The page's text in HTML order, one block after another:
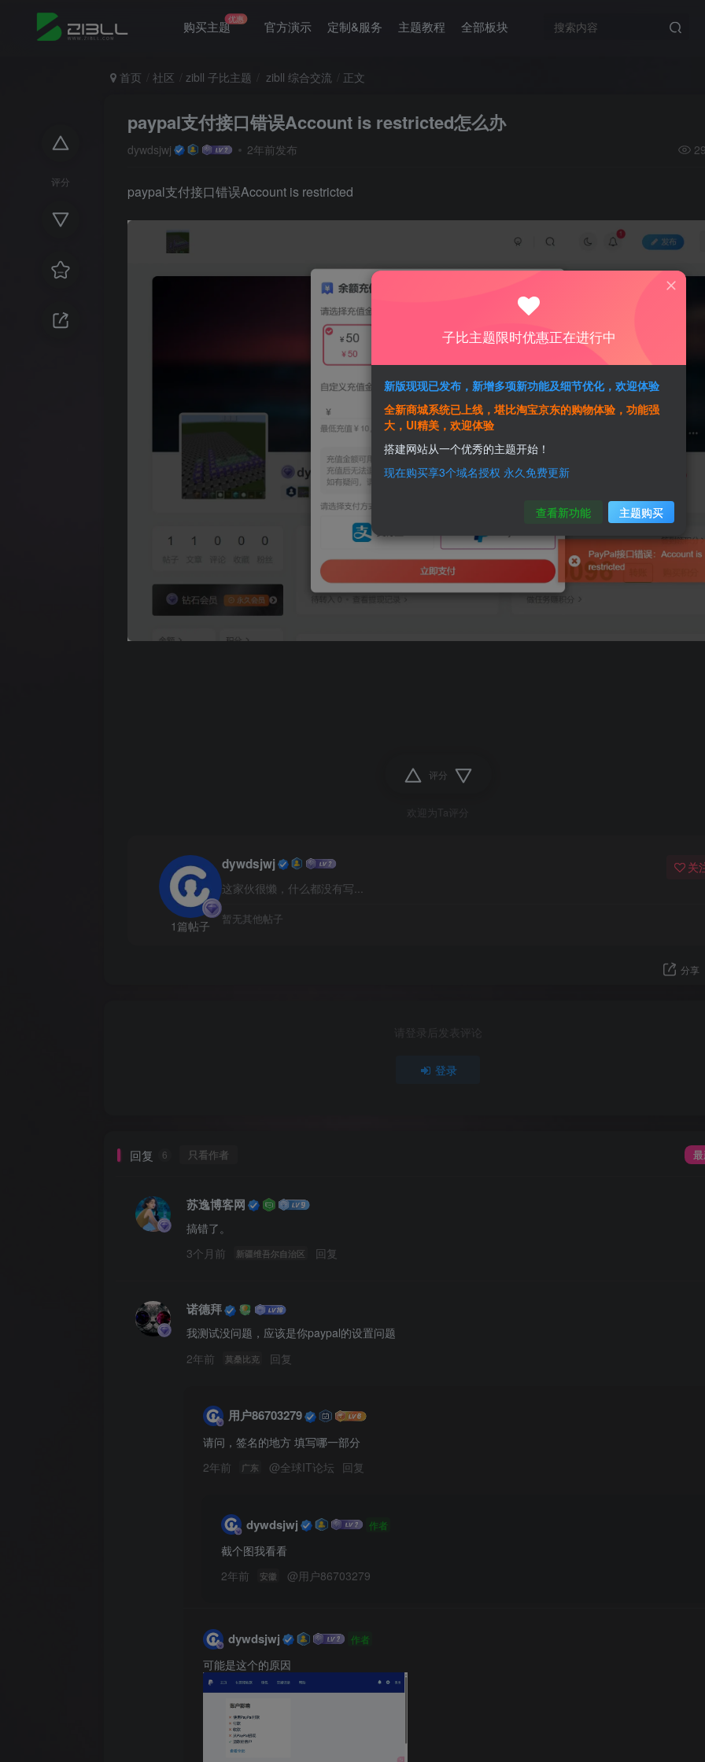
购买主题优惠 官方演示 定制&服务 主题教程 全部板块
评分
首页 社区 zibll 子比主题 zibll 综合交流 正文
paypal支付接口错误Account is restricted怎么办
dywdsjwj 2年前发布
paypal支付接口错误Account is restricted
评分
欢迎为Ta评分
1篇帖子
dywdsjwj
这家伙很懒，什么都没有写...
关
暂无其他帖子
分享
请登录后发表评论
登录
回复 6 只看作者
苏逸博客网
搞错了。
3个月前
新疆维吾尔自治区 回复
诺德拜
我测试没问题，应该是你paypal的设置问题
2年前
莫桑比克 回复
用户86703279
请问，签名的地方 填写哪一部分
2年前
广东 @全球IT论坛 回复
dywdsjwj 作者
截个图我看看
2年前
安徽 @用户86703279
dywdsjwj 作者
可能是这个的原因
子比主题限时优惠正在进行中
新版现现已发布，新增多项新功能及细节优化，欢迎体验
全新商城系统已上线，堪比淘宝京东的购物体验，功能强
大，UI精美，欢迎体验
搭建网站从一个优秀的主题开始！
现在购买享3个域名授权 永久免费更新
查看新功能 主题购买